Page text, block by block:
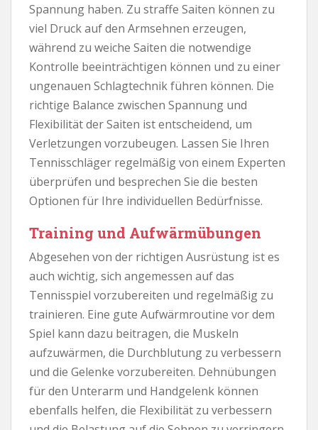
Spannung haben. Zu straffe Saiten können zu
viel Druck auf den Armsehnen erzeugen,
während zu weiche Saiten die notwendige
Kontrolle beeinträchtigen können und zu einer
ungenauen Schlagtechnik führen können. Die
richtige Balance zwischen Spannung und
Flexibilität der Saiten ist entscheidend, um
Verletzungen vorzubeugen. Lassen Sie Ihren
Tennisschläger regelmäßig von einem Experten
überprüfen und besprechen Sie die besten
Optionen für Ihre individuellen Bedürfnisse.
Training und Aufwärmübungen
Abgesehen von der richtigen Ausrüstung ist es
auch wichtig, sich angemessen auf das
Tennisspiel vorzubereiten und regelmäßig zu
trainieren. Eine gute Aufwärmroutine vor dem
Spiel kann dazu beitragen, die Muskeln
aufzuwärmen, die Durchblutung zu verbessern
und die Gelenke vorzubereiten. Dehnübungen
für den Unterarm und Handgelenk können
ebenfalls helfen, die Flexibilität zu verbessern